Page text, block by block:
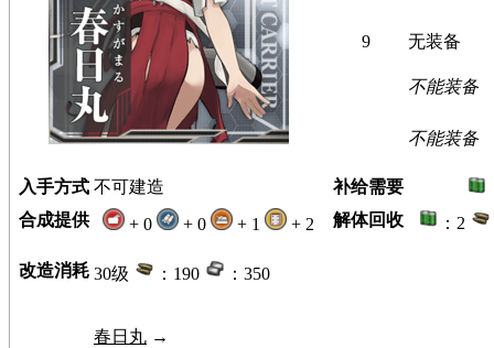
9 无装备
不能装备
不能装备
入手方式 不可建造 补给需要
合成提供
+ 0 + 0 + 1 + 2 解体回收 ：2
改造消耗 30级 ：190 ：350
春日丸 →